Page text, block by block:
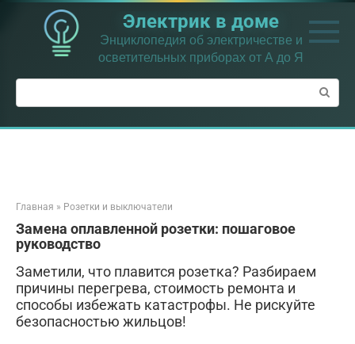
Перейти
контенту
Электрик в доме
Энциклопедия об электричестве и
осветительных приборах от А до Я
Поиск:
Главная » Розетки и выключатели
Замена оплавленной розетки: пошаговое
руководство
Заметили, что плавится розетка? Разбираем
причины перегрева, стоимость ремонта и
способы избежать катастрофы. Не рискуйте
безопасностью жильцов!